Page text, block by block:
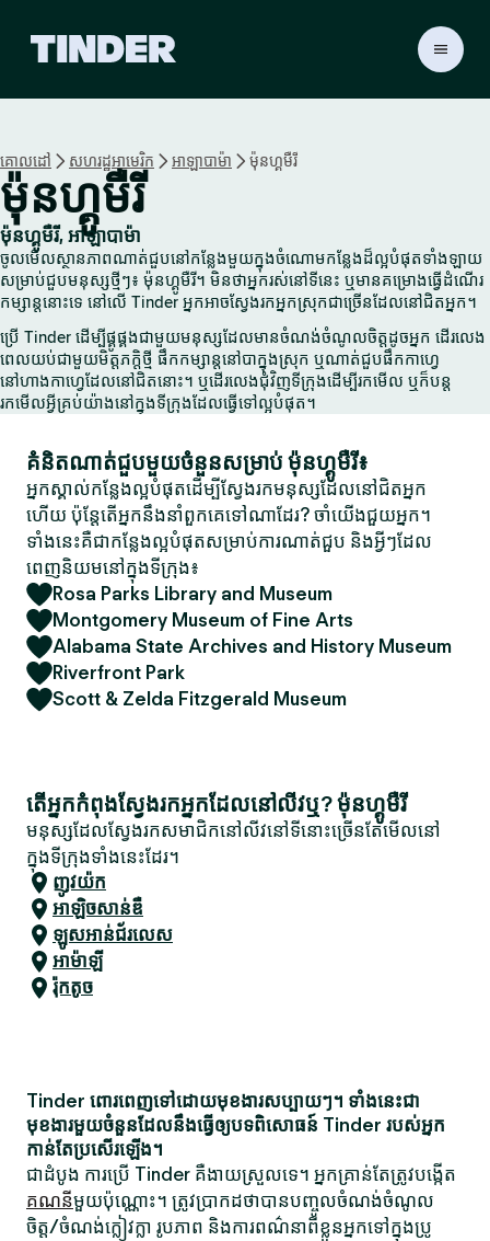
T
e
r
គោលដៅ សហរដ្ឋអាមេរិក អាឡាបាម៉ា ម៉ុនហ្គូមឺរី
ម៉ុនហ្គូមឺរី
ម៉ុនហ្គូមឺរី, អាឡាបាម៉ា
ចូលមើលស្ថានភាពណាត់ជួបនៅកន្លែងមួយក្នុងចំណោមកន្លែងដ៏ល្អបំផុតទាំងឡាយ
សម្រាប់ជួបមនុស្សថ្មីៗ៖ ម៉ុនហ្គូមឺរី។ មិនថាអ្នករស់នៅទីនេះ ឬមានគម្រោងធ្វើដំណើរ
កម្សាន្តនោះទេ នៅលើ Tinder អ្នកអាចស្វែងរកអ្នកស្រុកជាច្រើនដែលនៅជិតអ្នក។
ប្រើ Tinder ដើម្បីផ្គូផ្គងជាមួយមនុស្សដែលមានចំណង់ចំណូលចិត្តដូចអ្នក ដើរលេង
ពេលយប់ជាមួយមិត្តភក្តិថ្មី ផឹកកម្សាន្តនៅបាក្នុងស្រុក ឬណាត់ជួបផឹកកាហ្វេ
នៅហាងកាហ្វេដែលនៅជិតនោះ។ ឬដើរលេងជុំវិញទីក្រុងដើម្បីរកមើល ឬក៏បន្ត
រកមើលអ្វីគ្រប់យ៉ាងនៅក្នុងទីក្រុងដែលធ្វើទៅល្អបំផុត។
គំនិតណាត់ជួបមួយចំនួនសម្រាប់ ម៉ុនហ្គូមឺរី៖
អ្នកស្គាល់កន្លែងល្អបំផុតដើម្បីស្វែងរកមនុស្សដែលនៅជិតអ្នក
ហើយ ប៉ុន្តែតើអ្នកនឹងនាំពួកគេទៅណាដែរ? ចាំយើងជួយអ្នក។
ទាំងនេះគឺជាកន្លែងល្អបំផុតសម្រាប់ការណាត់ជួប និងអ្វីៗដែល
ពេញនិយមនៅក្នុងទីក្រុង៖
Rosa Parks Library and Museum
Montgomery Museum of Fine Arts
Alabama State Archives and History Museum
Riverfront Park
Scott & Zelda Fitzgerald Museum
តើអ្នកកំពុងស្វែងរកអ្នកដែលនៅលីវឬ? ម៉ុនហ្គូមឺរី
មនុស្សដែលស្វែងរកសមាជិកនៅលីវនៅទីនោះច្រើនតែមើលនៅ
ក្នុងទីក្រុងទាំងនេះដែរ។
ញូវយ៉ក
អាឡិចសាន់ឌឺ
ឡូស​អាន់​ជ័រ​លេស
អាម៉ាឡី
រ៉ុកតូច
Tinder ពោរពេញទៅដោយមុខងារសប្បាយៗ។ ទាំងនេះជា
មុខងារមួយចំនួនដែលនឹងធ្វើឲ្យបទពិសោធន៍ Tinder របស់អ្នក
កាន់តែប្រសើរឡើង។
ជាដំបូង ការប្រើ Tinder គឺងាយស្រួលទេ។ អ្នកគ្រាន់តែត្រូវបង្កើត
គណនីមួយប៉ុណ្ណោះ។ ត្រូវប្រាកដថាបានបញ្ចូលចំណង់ចំណូល
ចិត្ត/ចំណង់ក្លៀវក្លា រូបភាព និងការពណ៌នាពីខ្លួនអ្នកទៅក្នុងប្រូ